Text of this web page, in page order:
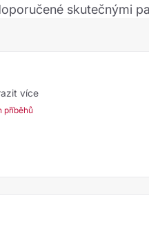
skutečnými
více
příběhů